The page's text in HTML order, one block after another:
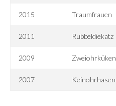
2015 Traumfrauen
2011 Rubbeldiekatz
2009 Zweiohrküken
2007 Keinohrhasen